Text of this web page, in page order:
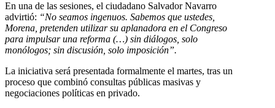
En una de las sesiones, el ciudadano Salvador Navarro
advirtió: “No seamos ingenuos. Sabemos que ustedes,
Morena, pretenden utilizar su aplanadora en el Congreso
para impulsar una reforma (…) sin diálogos, solo
monólogos; sin discusión, solo imposición”.
La iniciativa será presentada formalmente el martes, tras un
proceso que combinó consultas públicas masivas y
negociaciones políticas en privado.